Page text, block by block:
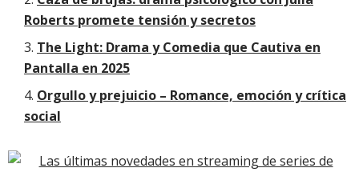
Roberts promete tensión y secretos
The Light: Drama y Comedia que Cautiva en
Pantalla en 2025
Orgullo y prejuicio – Romance, emoción y crítica
social